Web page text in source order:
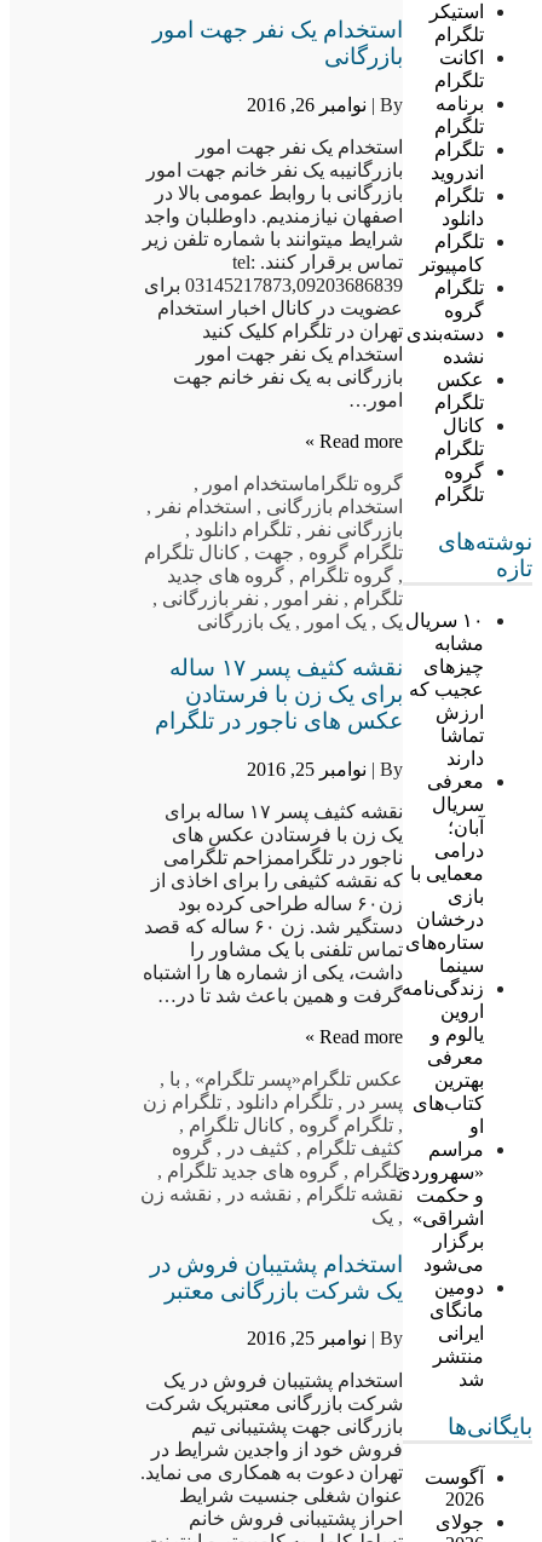
استیکر
تلگرام
اکانت
تلگرام
برنامه
تلگرام
تلگرام
اندروید
تلگرام
دانلود
تلگرام
کامپیوتر
تلگرام
گروه
دسته‌بندی
نشده
عکس
تلگرام
کانال
تلگرام
گروه
تلگرام
نوشته‌های
تازه
۱۰ سریال
مشابه
چیزهای
عجیب که
ارزش
تماشا
دارند
معرفی
سریال
آبان؛
درامی
معمایی با
بازی
درخشان
ستاره‌های
سینما
زندگی‌نامه
اروین
یالوم و
معرفی
بهترین
کتاب‌های
او
مراسم
«سهروردی
و حکمت
اشراقی»
برگزار
می‌شود
دومین
مانگای
ایرانی
منتشر
شد
بایگانی‌ها
آگوست
2026
جولای
استخدام یک نفر جهت امور
بازرگانی
By | نوامبر 26, 2016
استخدام یک نفر جهت امور
بازرگانیبه یک نفر خانم جهت امور
بازرگانی با روابط عمومی بالا در
اصفهان نیازمندیم. داوطلبان واجد
شرایط میتوانند با شماره تلفن زیر
تماس برقرار کنند. tel:
03145217873,09203686839 برای
عضویت در کانال اخبار استخدام
تهران در تلگرام کلیک کنید
استخدام یک نفر جهت امور
بازرگانی به یک نفر خانم جهت
امور…
Read more »
گروه تلگراماستخدام امور ,
استخدام بازرگانی , استخدام نفر ,
بازرگانی نفر , تلگرام دانلود ,
تلگرام گروه , جهت , کانال تلگرام
, گروه تلگرام , گروه های جدید
تلگرام , نفر امور , نفر بازرگانی ,
یک , یک امور , یک بازرگانی
نقشه کثیف پسر ۱۷ ساله
برای یک زن با فرستادن
عکس های ناجور در تلگرام
By | نوامبر 25, 2016
نقشه کثیف پسر ۱۷ ساله برای
یک زن با فرستادن عکس های
ناجور در تلگراممزاحم تلگرامی
که نقشه کثیفی را برای اخاذی از
زن۶۰ ساله طراحی کرده بود
دستگیر شد. زن ۶۰ ساله که قصد
تماس تلفنی با یک مشاور را
داشت، یکی از شماره ها را اشتباه
گرفت و همین باعث شد تا در…
Read more »
عکس تلگرام«پسر تلگرام» , با ,
پسر در , تلگرام دانلود , تلگرام زن
, تلگرام گروه , کانال تلگرام ,
کثیف تلگرام , کثیف در , گروه
تلگرام , گروه های جدید تلگرام ,
نقشه تلگرام , نقشه در , نقشه زن
, یک
استخدام پشتیبان فروش در
یک شرکت بازرگانی معتبر
By | نوامبر 25, 2016
استخدام پشتیبان فروش در یک
شرکت بازرگانی معتبریک شرکت
بازرگانی جهت پشتیبانی تیم
فروش خود از واجدین شرایط در
تهران دعوت به همکاری می نماید.
عنوان شغلی جنسیت شرایط
احراز پشتیبانی فروش خانم